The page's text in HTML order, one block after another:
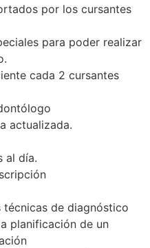
por los cursantes
para poder realizar
cada 2 cursantes
actualizada.
al día.
de diagnóstico
planificación de un